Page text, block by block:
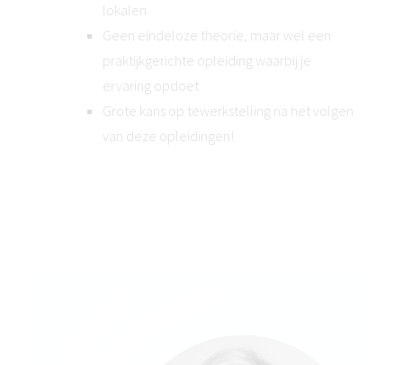
lokalen
Geen eindeloze theorie, maar wel een
praktijkgerichte opleiding waarbij je
ervaring opdoet
Grote kans op tewerkstelling na het volgen
van deze opleidingen!